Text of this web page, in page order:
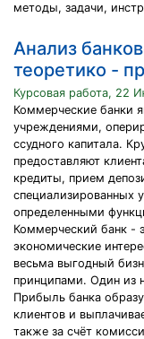
методы, задачи,
Анализ
теоретико -
Курсовая работа, 22
Коммерческие банки
учреждениями,
ссудного капитала.
предоставляют
кредиты, прием
специализированных
определенными
Коммерческий банк -
экономические
весьма выгодный
принципами. Один из
Прибыль банка
клиентов и
также за счёт